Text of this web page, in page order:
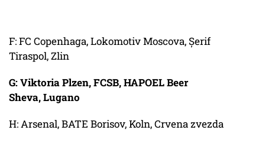
F: FC Copenhaga, Lokomotiv Moscova, Șerif
Tiraspol, Zlin
G: Viktoria Plzen, FCSB, HAPOEL Beer
Sheva, Lugano
H: Arsenal, BATE Borisov, Koln, Crvena zvezda